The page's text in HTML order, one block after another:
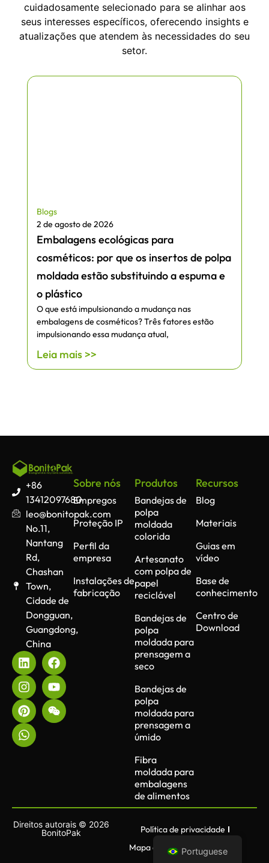
cuidadosamente selecionado para se alinhar aos
seus interesses específicos, oferecendo insights e
atualizações que atendem às necessidades do seu
setor.
Blogs
2 de agosto de 2026
Embalagens ecológicas para
cosméticos: por que os insertos de polpa
moldada estão substituindo a espuma e
o plástico
O que está impulsionando a mudança nas
embalagens de cosméticos? Três fatores estão
impulsionando essa mudança atual,
Leia mais >>
+86
13412097680
leo@bonitopak.com
No.11,
Nantang
Rd,
Chashan
Town,
Cidade de
Dongguan,
Guangdong,
China
Sobre nós
Empregos
Proteção IP
Perfil da
empresa
Instalações de
fabricação
Produtos
Bandejas de
polpa
moldada
colorida
Artesanato
com polpa de
papel
reciclável
Bandejas de
polpa
moldada para
prensagem a
seco
Bandejas de
polpa
moldada para
prensagem a
úmido
Fibra
moldada para
embalagens
de alimentos
Recursos
Blog
Materiais
Guias em
vídeo
Base de
conhecimento
Centro de
Download
Direitos autorais © 2026
BonitoPak
Política de privacidade
Mapa do site
Termos de uso
Portuguese